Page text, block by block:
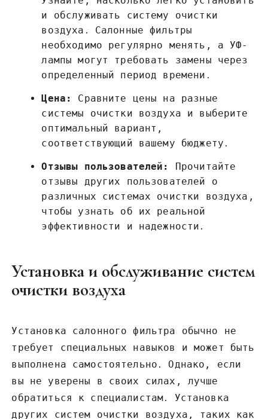
и обслуживать систему очистки
воздуха․ Салонные фильтры
необходимо регулярно менять, а УФ-
лампы могут требовать замены через
определенный период времени․
Цена:
Сравните цены на разные
системы очистки воздуха и выберите
оптимальный вариант,
соответствующий вашему бюджету․
Отзывы пользователей:
Прочитайте
отзывы других пользователей о
различных системах очистки воздуха,
чтобы узнать об их реальной
эффективности и надежности․
Установка и обслуживание систем
очистки воздуха
Установка салонного фильтра обычно не
требует специальных навыков и может быть
выполнена самостоятельно․ Однако, если
вы не уверены в своих силах, лучше
обратиться к специалистам․ Установка
других систем очистки воздуха, таких как